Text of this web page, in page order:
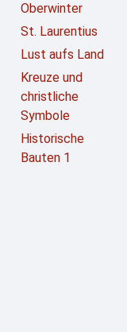
Oberwinter
St. Laurentius
Lust aufs Land
Kreuze und
christliche
Symbole
Historische
Bauten 1